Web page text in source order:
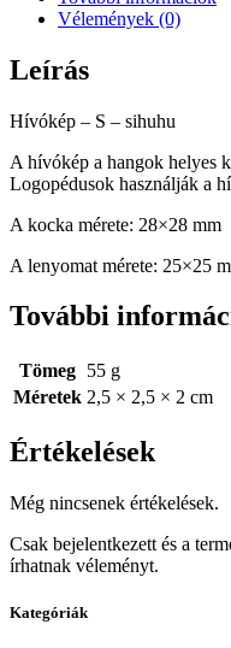
Vélemények (0)
Leírás
Hívókép – S – sihuhu
A hívókép a hangok helyes
Logopédusok használják a
A kocka mérete: 28×28 mm
A lenyomat mérete: 25×25
További
Tömeg 55 g
Méretek 2,5 × 2,5 × 2 cm
Értékelések
Még nincsenek értékelések.
Csak bejelentkezett és a
írhatnak véleményt.
Kategóriák